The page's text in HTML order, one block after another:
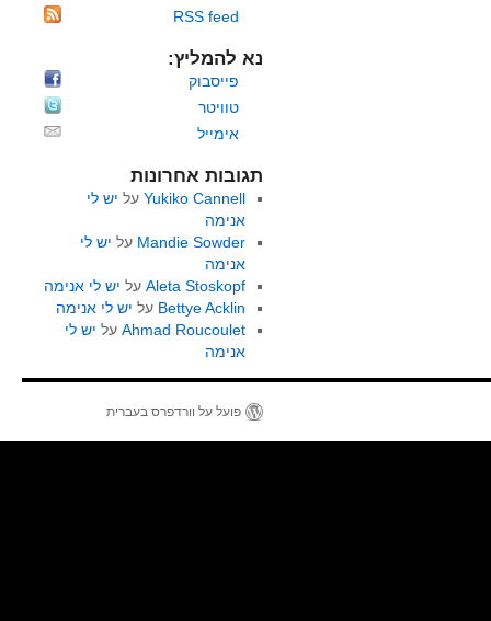
RSS feed
נא להמליץ:
פייסבוק
טוויטר
אימייל
תגובות אחרונות
Yukiko Cannellעל יש לי
אנימה
Mandie Sowder על יש לי
אנימה
Aleta Stoskopfעל יש לי אנימה
Bettye Acklin על יש לי אנימה
Ahmad Roucouletעל יש לי
אנימה
פועל על וורדפרס בעברית